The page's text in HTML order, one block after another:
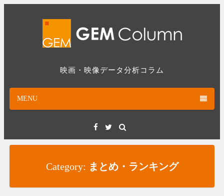
映画・映像データ分析コラム
MENU
Facebook
Twitter
Category: まとめ・ランキング